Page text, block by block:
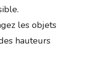
les objets
hauteurs